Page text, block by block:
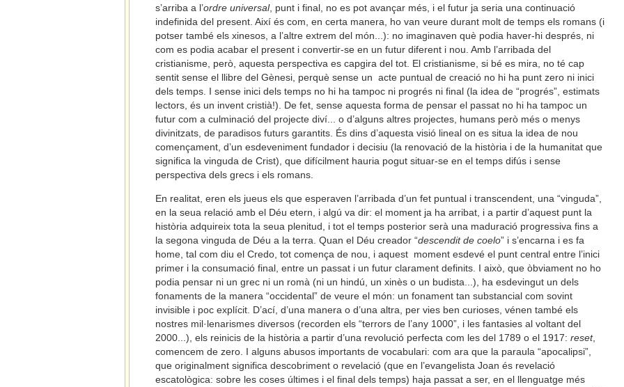
s’arriba a l’ordre universal, punt i final, no es pot avançar més, i el futur ja seria una continuació
indefinida del present. Així és com, en certa manera, ho van veure durant molt de temps els romans (i
potser també els xinesos, a l’altre extrem del món...): no imaginaven què podia haver-hi després, ni
com es podia acabar el present i convertir-se en un futur diferent i nou. Amb l’arribada del
cristianisme, però, aquesta perspectiva es capgira del tot. El cristianisme, si bé es mira, no té cap
sentit sense el llibre del Gènesi, perquè sense un acte puntual de creació no hi ha punt zero ni inici
dels temps. I sense inici dels temps no hi ha tampoc ni progrés ni final (la idea de “progrés”, estimats
lectors, és un invent cristià!). De fet, sense aquesta forma de pensar el passat no hi ha tampoc un
futur com a culminació del projecte diví... o d’alguns altres projectes, humans però més o menys
divinitzats, de paradisos futurs garantits. És dins d’aquesta visió lineal on es situa la idea de nou
començament, d’un esdeveniment fundador i decisiu (la renovació de la història i de la humanitat que
significa la vinguda de Crist), que difícilment hauria pogut situar-se en el temps difús i sense
perspectiva dels grecs i els romans.
En realitat, eren els jueus els que esperaven l’arribada d’un fet puntual i transcendent, una “vinguda”,
en la seua relació amb el Déu etern, i algú va dir: el moment ja ha arribat, i a partir d’aquest punt la
història adquireix tota la seua plenitud, i tot el temps posterior serà una maduració progressiva fins a
la segona vinguda de Déu a la terra. Quan el Déu creador “descendit de coelo” i s’encarna i es fa
home, tal com diu el Credo, tot comença de nou, i aquest moment esdevé el punt central entre l’inici
primer i la consumació final, entre un passat i un futur clarament definits. I això, que òbviament no ho
podia pensar ni un grec ni un romà (ni un hindú, un xinès o un budista...), ha esdevingut un dels
fonaments de la manera “occidental” de veure el món: un fonament tan substancial com sovint
invisible i poc explícit. D’ací, d’una manera o d’una altra, per vies ben curioses, vénen també els
nostres mil·lenarismes diversos (recorden els “terrors de l’any 1000”, i les fantasies al voltant del
2000...), els reinicis de la història a partir d’una revolució perfecta com les del 1789 o el 1917:reset,
comencem de zero. I alguns abusos importants de vocabulari: com ara que la paraula “apocalipsi”,
que originalment significa descobriment o revelació (que en l’evangelista Joan és revelació
escatològica: sobre les coses últimes i el final dels temps) haja passat a ser, en el llenguatge més